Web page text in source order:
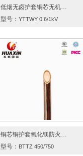
低烟无卤护套铜芯无机…
型号： YTTWY 0.6/1kV
铜芯铜护套氧化镁防火…
型号： BTTZ 450/750